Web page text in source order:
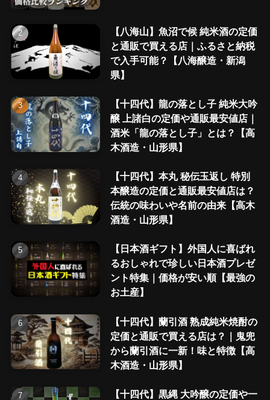
【八海山】魚沼で候 純米酒の定価
と通販で買える店｜ふるさと納税
で入手可能？【八海醸造・新潟
県】
【十四代】龍の落とし子 純米大吟
醸 上諸白の定価や通販最安値店｜
酒米「龍の落とし子」とは？【高
木酒造・山形県】
【十四代】本丸 秘伝玉返し 特別
本醸造の定価と通販最安値店は？
伝統の味わいや名前の由来【高木
酒造・山形県】
【日本酒ギフト】外国人に喜ばれ
るおしゃれで珍しい日本酒プレゼ
ント特集｜価格が安い順【最強の
お土産】
【十四代】蘭引酒 熟成純米焼酎の
定価と通販で買える店は？｜鬼兜
から蘭引酒に一新！味と特徴【高
木酒造・山形県】
【十四代】黒縄 大吟醸の定価や一